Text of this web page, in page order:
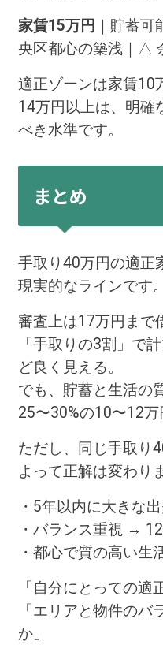
家賃15万円 ｜貯蓄
央区都心の築浅｜△
適正ゾーンは家賃10
14万円以上は、明確
べき水準です。
まとめ
手取り40万円の適正
現実的なラインです。
審査上は17万円まで
「手取りの3割」で
ど良く見える。
でも、貯蓄と生活の
25〜30%の10〜12万
ただし、同じ手取り
よって正解は変わり
・5年以内に大きな
・バランス重視 →
・都心で質の高い
「自分にとっての適
「エリアと物件のバ
か」